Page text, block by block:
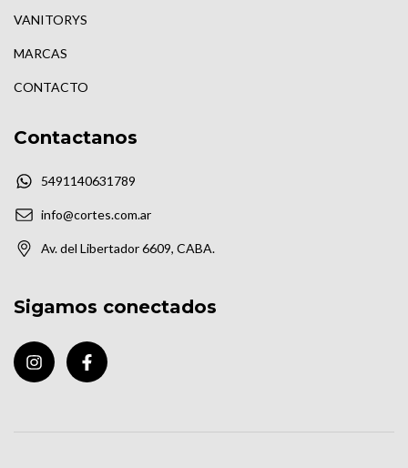
VANITORYS
MARCAS
CONTACTO
Contactanos
5491140631789
info@cortes.com.ar
Av. del Libertador 6609, CABA.
Sigamos conectados